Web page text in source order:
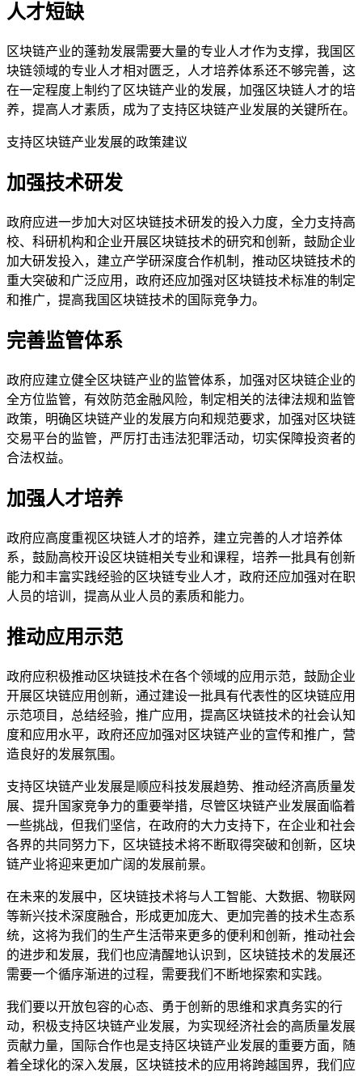
人才短缺
区块链产业的蓬勃发展需要大量的专业人才作为支撑，我国区
块链领域的专业人才相对匮乏，人才培养体系还不够完善，这
在一定程度上制约了区块链产业的发展，加强区块链人才的培
养，提高人才素质，成为了支持区块链产业发展的关键所在。
支持区块链产业发展的政策建议
加强技术研发
政府应进一步加大对区块链技术研发的投入力度，全力支持高
校、科研机构和企业开展区块链技术的研究和创新，鼓励企业
加大研发投入，建立产学研深度合作机制，推动区块链技术的
重大突破和广泛应用，政府还应加强对区块链技术标准的制定
和推广，提高我国区块链技术的国际竞争力。
完善监管体系
政府应建立健全区块链产业的监管体系，加强对区块链企业的
全方位监管，有效防范金融风险，制定相关的法律法规和监管
政策，明确区块链产业的发展方向和规范要求，加强对区块链
交易平台的监管，严厉打击违法犯罪活动，切实保障投资者的
合法权益。
加强人才培养
政府应高度重视区块链人才的培养，建立完善的人才培养体
系，鼓励高校开设区块链相关专业和课程，培养一批具有创新
能力和丰富实践经验的区块链专业人才，政府还应加强对在职
人员的培训，提高从业人员的素质和能力。
推动应用示范
政府应积极推动区块链技术在各个领域的应用示范，鼓励企业
开展区块链应用创新，通过建设一批具有代表性的区块链应用
示范项目，总结经验，推广应用，提高区块链技术的社会认知
度和应用水平，政府还应加强对区块链产业的宣传和推广，营
造良好的发展氛围。
支持区块链产业发展是顺应科技发展趋势、推动经济高质量发
展、提升国家竞争力的重要举措，尽管区块链产业发展面临着
一些挑战，但我们坚信，在政府的大力支持下，在企业和社会
各界的共同努力下，区块链技术将不断取得突破和创新，区块
链产业将迎来更加广阔的发展前景。
在未来的发展中，区块链技术将与人工智能、大数据、物联网
等新兴技术深度融合，形成更加庞大、更加完善的技术生态系
统，这将为我们的生产生活带来更多的便利和创新，推动社会
的进步和发展，我们也应清醒地认识到，区块链技术的发展还
需要一个循序渐进的过程，需要我们不断地探索和实践。
我们要以开放包容的心态、勇于创新的思维和求真务实的行
动，积极支持区块链产业发展，为实现经济社会的高质量发展
贡献力量，国际合作也是支持区块链产业发展的重要方面，随
着全球化的深入发展，区块链技术的应用将跨越国界，我们应